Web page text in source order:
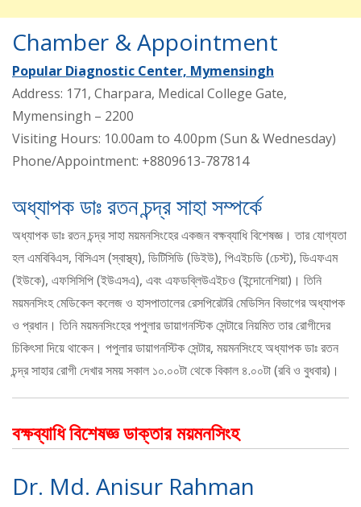
Chamber & Appointment
Popular Diagnostic Center, Mymensingh
Address: 171, Charpara, Medical College Gate,
Mymensingh – 2200
Visiting Hours: 10.00am to 4.00pm (Sun & Wednesday)
Phone/Appointment: +8809613-787814
অধ্যাপক ডাঃ রতন চন্দ্র সাহা সম্পর্কে
অধ্যাপক ডাঃ রতন চন্দ্র সাহা ময়মনসিংহের একজন বক্ষব্যাধি বিশেষজ্ঞ। তার যোগ্যতা
হল এমবিবিএস, বিসিএস (স্বাস্থ্য), ডিটিসিডি (ডিইউ), পিএইচডি (চেস্ট), ডিএফএম
(ইউকে), এফসিসিপি (ইউএসএ), এবং এফডব্লিউএইচও (ইন্দোনেশিয়া)। তিনি
ময়মনসিংহ মেডিকেল কলেজ ও হাসপাতালের রেসপিরেটরি মেডিসিন বিভাগের অধ্যাপক
ও প্রধান। তিনি ময়মনসিংহের পপুলার ডায়াগনস্টিক সেন্টারে নিয়মিত তার রোগীদের
চিকিৎসা দিয়ে থাকেন। পপুলার ডায়াগনস্টিক সেন্টার, ময়মনসিংহে অধ্যাপক ডাঃ রতন
চন্দ্র সাহার রোগী দেখার সময় সকাল ১০.০০টা থেকে বিকাল ৪.০০টা (রবি ও বুধবার)।
বক্ষব্যাধি বিশেষজ্ঞ ডাক্তার ময়মনসিংহ
Dr. Md. Anisur Rahman